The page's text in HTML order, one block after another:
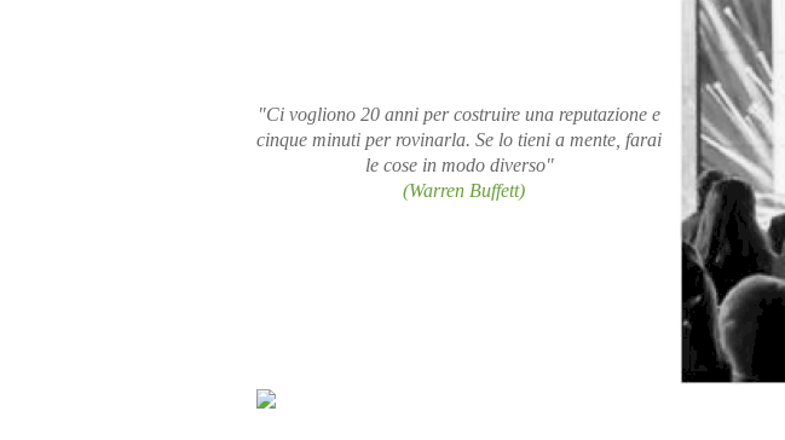
"Ci vogliono 20 anni per costruire una reputazione e
cinque minuti per rovinarla. Se lo tieni a mente, farai
le cose in modo diverso"
(Warren Buffett)